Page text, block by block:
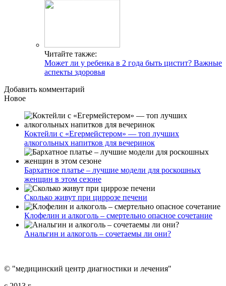
Читайте также:
Может ли у ребенка в 2 года быть цистит? Важные
аспекты здоровья
Добавить комментарий
Новое
Коктейли с «Егермейстером» — топ лучших
алкогольных напитков для вечеринок
Бархатное платье – лучшие модели для роскошных
женщин в этом сезоне
Сколько живут при циррозе печени
Клофелин и алкоголь – смертельно опасное сочетание
Анальгин и алкоголь – сочетаемы ли они?
© "медицинский центр диагностики и лечения"